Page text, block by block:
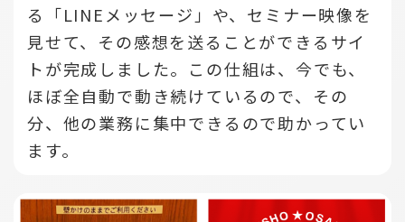
る「LINEメッセージ」や、セミナー映像を
見せて、その感想を送ることができるサイ
トが完成しました。この仕組は、今でも、
ほぼ全自動で動き続けているので、その
分、他の業務に集中できるので助かってい
ます。